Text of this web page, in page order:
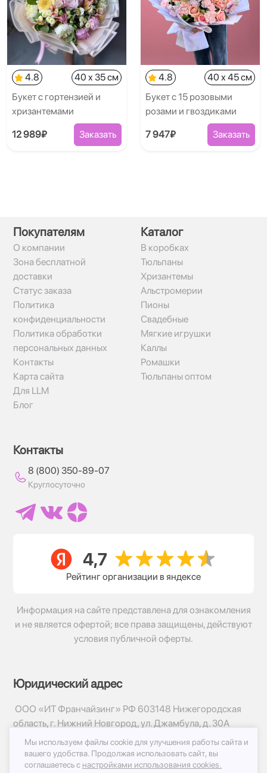
4.8
40 x 35 см
Букет с гортензией и
хризантемами
12 989₽ Заказать
4.8
40 x 45 см
Букет с 15 розовыми
розами и гвоздиками
7 947₽ Заказать
Покупателям
О компании
Зона бесплатной
доставки
Статус заказа
Политика
конфиденциальности
Политика обработки
персональных данных
Контакты
Карта сайта
Для LLM
Блог
Каталог
В коробках
Тюльпаны
Хризантемы
Альстромерии
Пионы
Свадебные
Мягкие игрушки
Каллы
Ромашки
Тюльпаны оптом
Контакты
8 (800) 350-89-07
Круглосуточно
Рейтинг организации в яндексе
Информация на сайте представлена для ознакомления
и не является офертой; все права защищены, действуют
условия публичной оферты.
Юридический адрес
ООО «ИТ Франчайзинг» РФ 603148 Нижегородская
область, г. Нижний Новгород, ул. Джамбула, д. 30А
© 2017-2026г, База Цветов 24.ру
Политика конфиденциальности
Мы используем файлы cookie для улучшения работы сайта и
вашего удобства. Продолжая использовать сайт, вы
соглашаетесь с настройками использования cookies.